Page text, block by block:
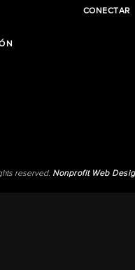
CONECTAR
reserved. Nonprofit Web